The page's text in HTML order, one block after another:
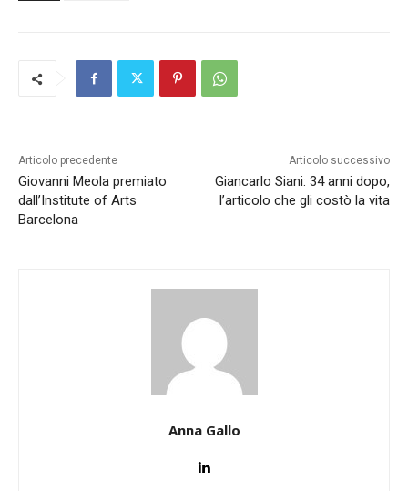
Articolo precedente
Giovanni Meola premiato
dall’Institute of Arts
Barcelona
Articolo successivo
Giancarlo Siani: 34 anni dopo,
l’articolo che gli costò la vita
Anna Gallo